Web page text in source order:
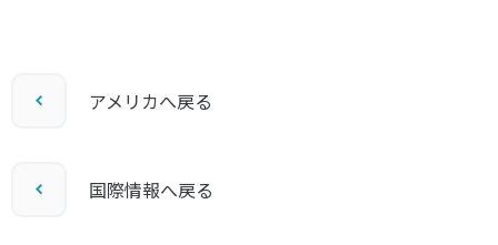
アメリカへ戻る
国際情報へ戻る